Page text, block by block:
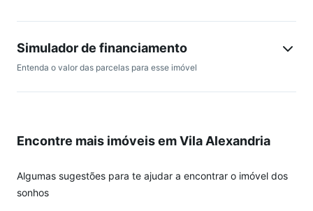
Simulador de financiamento
Entenda o valor das parcelas para esse imóvel
Encontre mais imóveis em Vila Alexandria
Algumas sugestões para te ajudar a encontrar o imóvel dos
sonhos